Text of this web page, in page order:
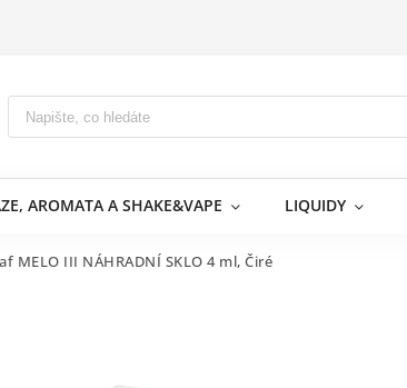
AROMATA A SHAKE&VAPE LIQUIDY
MELO III NÁHRADNÍ SKLO 4 ml, Čiré